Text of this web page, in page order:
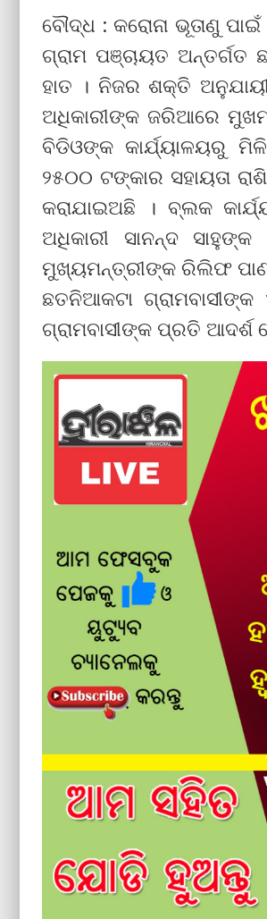
ବୌଦ୍ଧ : କରୋନା ଭୂତାଣୁ
ଗ୍ରାମ ପଞ୍ଚାୟତ ଅନ୍ତର୍ଗତ
ହାତ । ନିଜର ଶକ୍ତି
ଅଧିକାରୀଙ୍କ ଜରିଆରେ
ବିଡିଓଙ୍କ କାର୍ଯ୍ୟାଳୟରୁ
୨୫୦୦ ଟଙ୍କାର ସହାୟତା
କରାଯାଇଅଛି । ବ୍ଲକ
ଅଧିକାରୀ ସାନନ୍ଦ
ମୁଖ୍ୟମନ୍ତ୍ରୀଙ୍କ ରିଲିଫ
ଛତନିଆକଟା
ଗ୍ରାମବାସୀଙ୍କ ପ୍ରତି